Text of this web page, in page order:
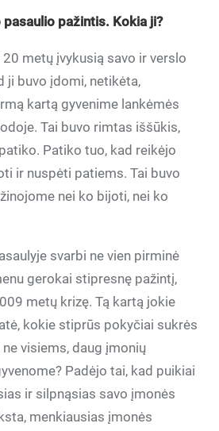
pažintis. Kokia ji?
metų įvykusią savo ir verslo
ji buvo įdomi, netikėta,
kartą gyvenime lankėmės
Tai buvo rimtas iššūkis,
Patiko tuo, kad reikėjo
ir nuspėti patiems. Tai buvo
nei ko bijoti, nei ko
svarbi ne vien pirminė
gerokai stipresnę pažintį,
metų krizę. Tą kartą jokie
kokie stiprūs pokyčiai sukrės
visiems, daug įmonių
Padėjo tai, kad puikiai
ir silpnąsias savo įmonės
menkiausias įmonės